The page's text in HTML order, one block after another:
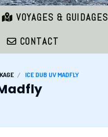
VOYAGES & GUIDAGES
CONTACT
ICE DUB UV MADFLY